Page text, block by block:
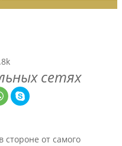
сетях
от самого